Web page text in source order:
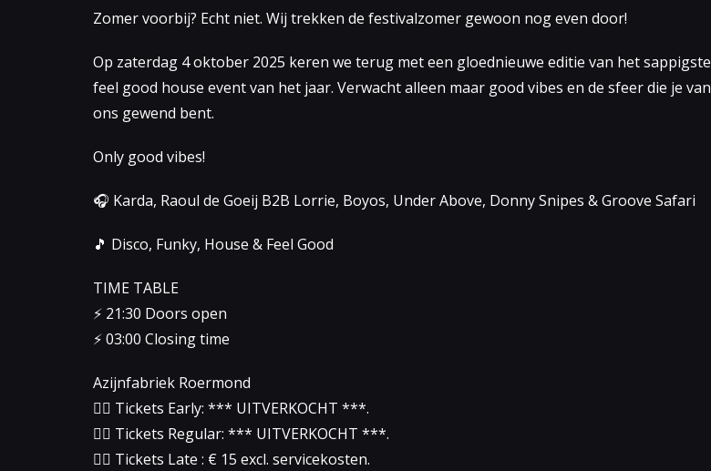
Zomer voorbij? Echt niet. Wij trekken de festivalzomer gewoon nog even door!
Op zaterdag 4 oktober 2025 keren we terug met een gloednieuwe editie van het sappigste
feel good house event van het jaar. Verwacht alleen maar good vibes en de sfeer die je van
ons gewend bent.
Only good vibes!
🎧 Karda, Raoul de Goeij B2B Lorrie, Boyos, Under Above, Donny Snipes & Groove Safari
🎵 Disco, Funky, House & Feel Good
TIME TABLE
⚡️ 21:30 Doors open
⚡️ 03:00 Closing time
Azijnfabriek Roermond
👉🏻 Tickets Early: *** UITVERKOCHT ***.
👉🏻 Tickets Regular: *** UITVERKOCHT ***.
👉🏻 Tickets Late : € 15 excl. servicekosten.